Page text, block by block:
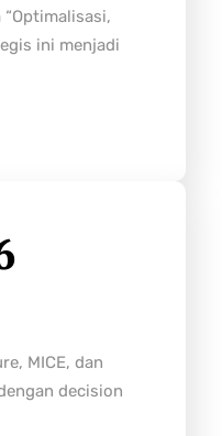
ini menjadi
MICE, dan
decision